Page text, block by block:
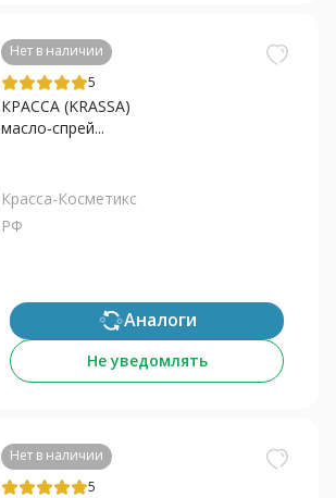
Нет в наличии
5
КРАССА (KRASSA)
масло-спрей...
Красса-Косметикс
РФ
Аналоги
Не уведомлять
Нет в наличии
5